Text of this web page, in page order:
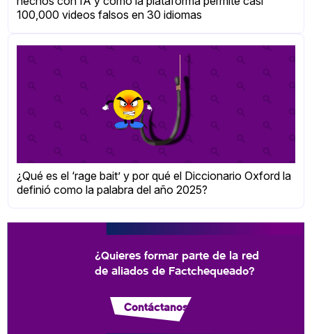
100,000 videos falsos en 30 idiomas
¿Qué es el ‘rage bait’ y por qué el Diccionario Oxford la
definió como la palabra del año 2025?
¿Quieres formar parte de la red
de aliados de Factchequeado?
Contáctanos